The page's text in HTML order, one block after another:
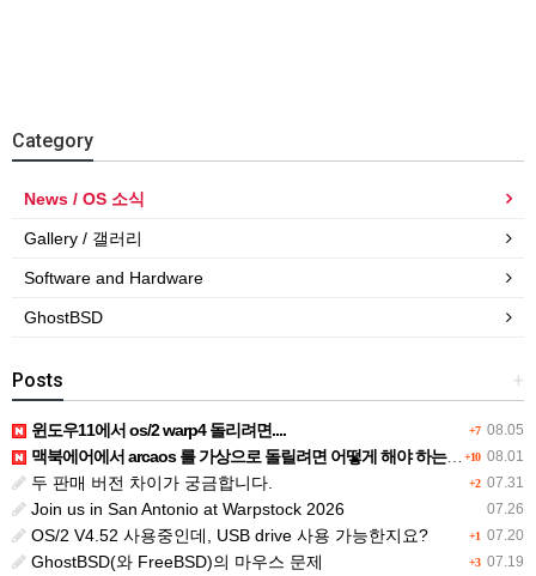
Category
News / OS 소식
Gallery / 갤러리
Software and Hardware
GhostBSD
+
Posts
+7 08.05
윈도우11에서 os/2 warp4 돌리려면....
+10 08.01
맥북에어에서 arcaos 를 가상으로 돌릴려면 어떻게 해야 하는 지요?
+2 07.31
두 판매 버전 차이가 궁금합니다.
07.26
Join us in San Antonio at Warpstock 2026
+1 07.20
OS/2 V4.52 사용중인데, USB drive 사용 가능한지요?
+3 07.19
GhostBSD(와 FreeBSD)의 마우스 문제